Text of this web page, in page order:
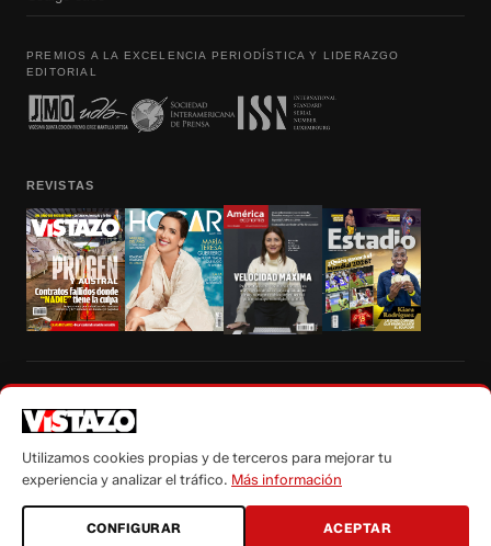
PREMIOS A LA EXCELENCIA PERIODÍSTICA Y LIDERAZGO
EDITORIAL
REVISTAS
autorización escrita de su titular, de todos los contenidos de Vistazo.com.
Utilizamos cookies propias y de terceros para mejorar tu
experiencia y analizar el tráfico. Más información
CONFIGURAR ACEPTAR